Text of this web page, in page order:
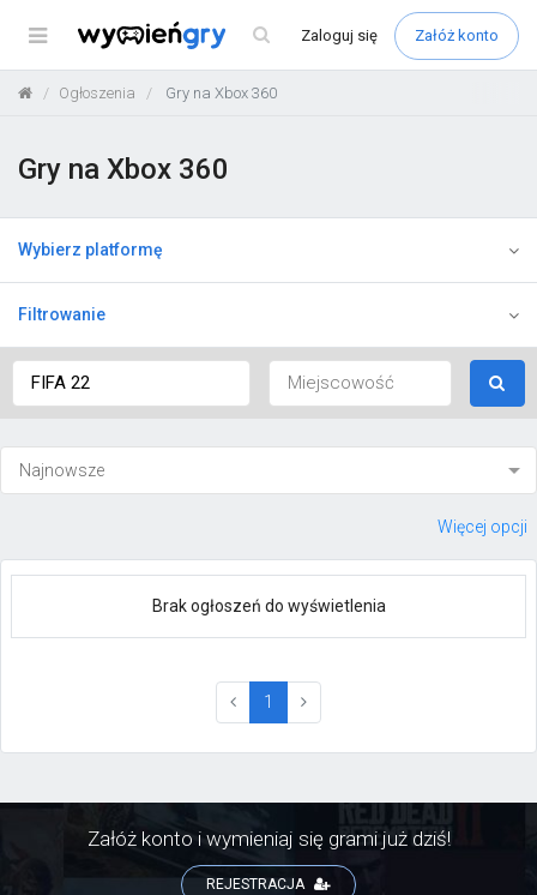
Menu Zaloguj się Załóż konto
Ogłoszenia Gry na Xbox 360
Gry na Xbox 360
Wybierz platformę
Filtrowanie
Więcej opcji
Brak ogłoszeń do wyświetlenia
1 (current)
Załóż konto i wymieniaj się grami już dziś!
REJESTRACJA